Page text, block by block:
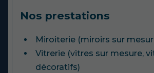
Nos prestations
Miroiterie (miroirs sur
Vitrerie (vitres sur mesure,
décoratifs)